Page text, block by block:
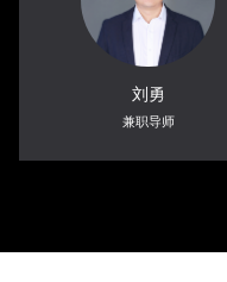
刘勇
兼职导师